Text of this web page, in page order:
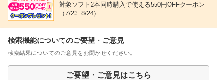
対象ソフト2本同時購入で使える550円OFFクーポン
（7/23~8/24）
検索機能についてのご要望・ご意見
検索結果についてのご意見をお聞かせください。
ご要望・ご意見はこちら